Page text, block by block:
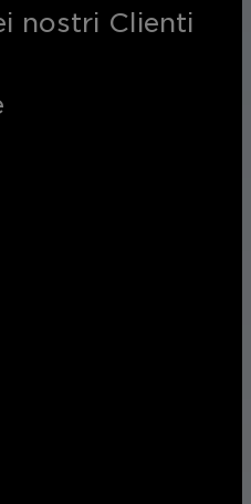
nostri Clienti